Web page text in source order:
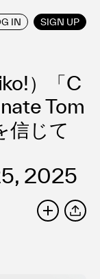
IN SIGN UP
/ JAPANESE
）「C
Tom
信じて
2025